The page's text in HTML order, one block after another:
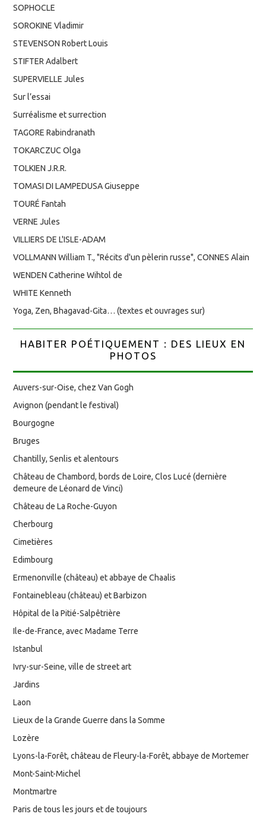
SOPHOCLE
SOROKINE Vladimir
STEVENSON Robert Louis
STIFTER Adalbert
SUPERVIELLE Jules
Sur l’essai
Surréalisme et surrection
TAGORE Rabindranath
TOKARCZUC Olga
TOLKIEN J.R.R.
TOMASI DI LAMPEDUSA Giuseppe
TOURÉ Fantah
VERNE Jules
VILLIERS DE L'ISLE-ADAM
VOLLMANN William T., "Récits d'un pèlerin russe", CONNES Alain
WENDEN Catherine Wihtol de
WHITE Kenneth
Yoga, Zen, Bhagavad-Gita… (textes et ouvrages sur)
HABITER POÉTIQUEMENT : DES LIEUX EN
PHOTOS
Auvers-sur-Oise, chez Van Gogh
Avignon (pendant le festival)
Bourgogne
Bruges
Chantilly, Senlis et alentours
Château de Chambord, bords de Loire, Clos Lucé (dernière
demeure de Léonard de Vinci)
Château de La Roche-Guyon
Cherbourg
Cimetières
Edimbourg
Ermenonville (château) et abbaye de Chaalis
Fontainebleau (château) et Barbizon
Hôpital de la Pitié-Salpêtrière
Ile-de-France, avec Madame Terre
Istanbul
Ivry-sur-Seine, ville de street art
Jardins
Laon
Lieux de la Grande Guerre dans la Somme
Lozère
Lyons-la-Forêt, château de Fleury-la-Forêt, abbaye de Mortemer
Mont-Saint-Michel
Montmartre
Paris de tous les jours et de toujours